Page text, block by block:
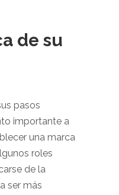
de su
pasos
importante a
una marca
roles
de la
ser más